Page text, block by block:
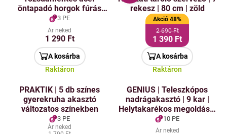
öntapadó horgok fúrás
nélkül
3 PE
Ár neked
1 290 Ft
A kosárba
Raktáron
rekesz | 80 cm | zöld
Akció 48%
2 690 Ft
1 390 Ft
A kosárba
Raktáron
PRAKTIK | 5 db színes
gyerekruha akasztó
változatos színekben
3 PE
Ár neked
GENIUS | Teleszkópos
nadrágakasztó | 9 kar |
Helytakarékos megoldás a
ruhásszekrényben
10 PE
Ár neked